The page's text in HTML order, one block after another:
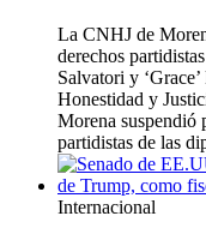
La CNHJ de
derechos
Salvatori y
Honestidad y
Morena suspendió
partidistas de las
Internacional